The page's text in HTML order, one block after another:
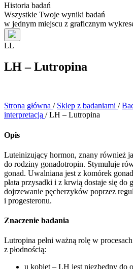
Historia badań
Wszystkie Twoje wyniki badań
w jednym miejscu z graficznym
LL
LH – Lutropina
Strona główna / Sklep z badaniami /
interpretacją / LH – Lutropina
Opis
Luteinizujący hormon, znany również
do rodziny gonadotropin. Stymuluje
gonad. Uwalniana jest z komórek
płata przysadki i z krwią dostaje się do
dojrzewanie pęcherzyków poprzez
i progesteronu.
Znaczenie badania
Lutropina pełni ważną rolę w
z płodnością:
u kobiet – LH jest niezbędny do